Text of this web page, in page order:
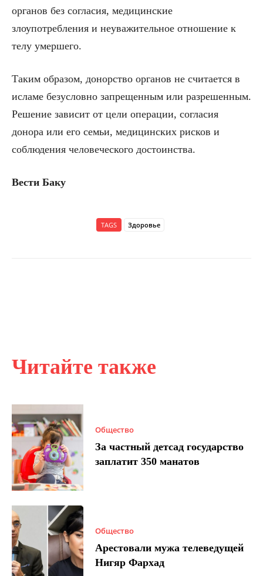
Читайте также
Общество
За частный детсад государство
заплатит 350 манатов
Общество
Арестовали мужа телеведущей
Нигяр Фархад
органов без согласия, медицинские
злоупотребления и неуважительное отношение к
телу умершего.
Таким образом, донорство органов не считается в
исламе безусловно запрещенным или разрешенным.
Решение зависит от цели операции, согласия
донора или его семьи, медицинских рисков и
соблюдения человеческого достоинства.
Вести Баку
TAGS Здоровье